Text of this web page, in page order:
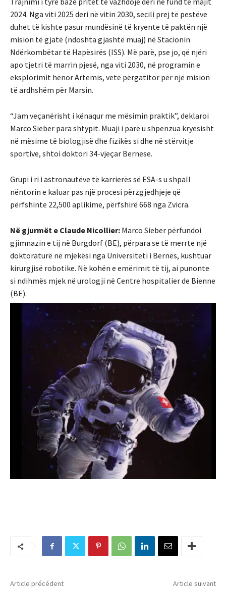
2024. Nga viti 2025 deri në vitin 2030, secili prej të pestëve
duhet të kishte pasur mundësinë të kryente të paktën një
mision të gjatë (ndoshta gjashtë muaj) në Stacionin
Ndërkombëtar të Hapësirës (ISS). Më parë, pse jo, që njëri
apo tjetri të marrin pjesë, nga viti 2030, në programin e
eksplorimit hënor Artemis, vetë përgatitor për një mision
të ardhshëm për Marsin.
“Jam veçanërisht i kënaqur me mësimin praktik”, deklaroi
Marco Sieber para shtypit. Muaji i parë u shpenzua kryesisht
në mësime të biologjisë dhe fizikës si dhe në stërvitje
sportive, shtoi doktori 34-vjeçar Bernese.
Grupi i ri i astronautëve të karrierës së ESA-s u shpall
nëntorin e kaluar pas një procesi përzgjedhjeje që
përfshinte 22,500 aplikime, përfshirë 668 nga Zvicra.
Në gjurmët e Claude Nicollier: Marco Sieber përfundoi
gjimnazin e tij në Burgdorf (BE), përpara se të merrte një
doktoraturë në mjekësi nga Universiteti i Bernës, kushtuar
kirurgjisë robotike. Në kohën e emërimit të tij, ai punonte
si ndihmës mjek në urologji në Centre hospitalier de Bienne
(BE).
Article précédent Article suivant